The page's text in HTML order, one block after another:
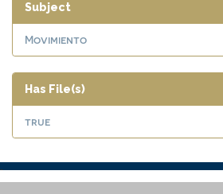
Subject
Movimiento
Has File(s)
true